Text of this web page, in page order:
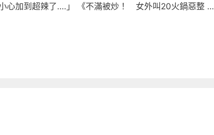
小心加到超辣了….」 《不滿被炒！ 女外叫20火鍋惡整 …